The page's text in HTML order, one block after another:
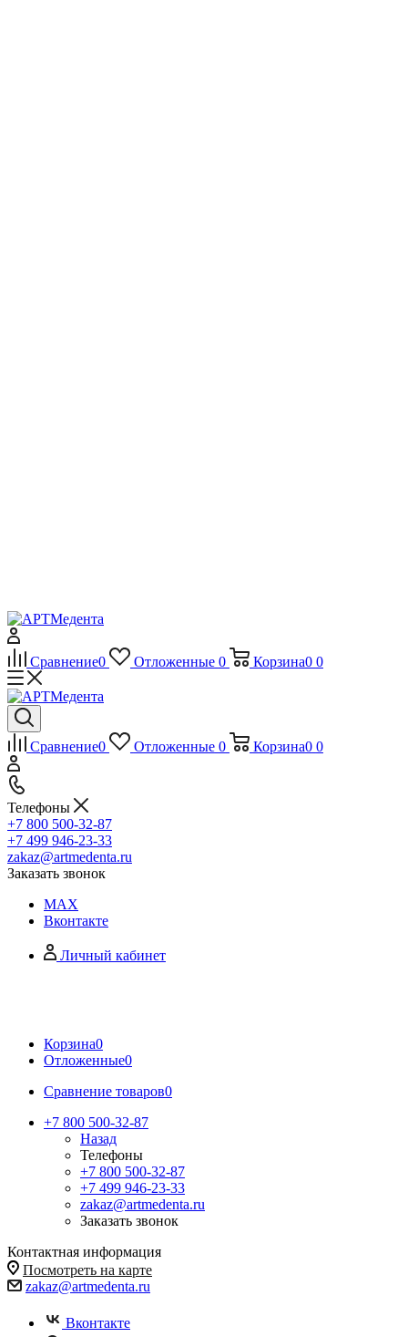
Сравнение0 Отложенные 0 Корзина0 0
Сравнение0 Отложенные 0 Корзина0 0
Телефоны
+7 800 500-32-87
+7 499 946-23-33
zakaz@artmedenta.ru
Заказать звонок
MAX
Вконтакте
Личный кабинет
Корзина0
Отложенные0
Сравнение товаров0
+7 800 500-32-87
Назад
Телефоны
+7 800 500-32-87
+7 499 946-23-33
zakaz@artmedenta.ru
Заказать звонок
Контактная информация
Посмотреть на карте
zakaz@artmedenta.ru
Вконтакте